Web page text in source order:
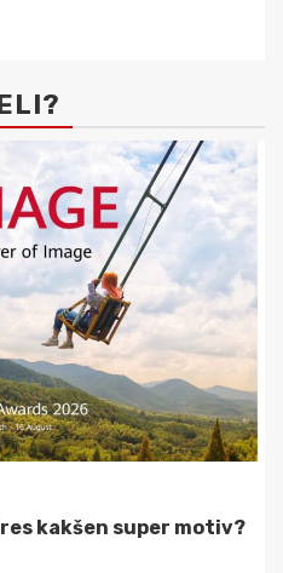
kakšen super motiv?